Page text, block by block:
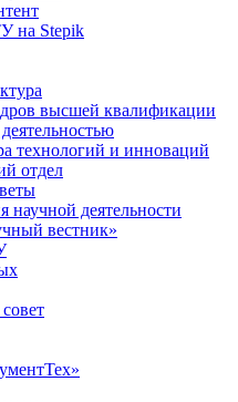
на Stepik
высшей квалификации
технологий и инноваций
отдел
научной деятельности
вестник»